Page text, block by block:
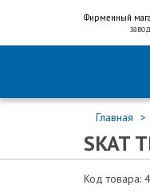
Фирменный
Главная
SKAT
Код товара: